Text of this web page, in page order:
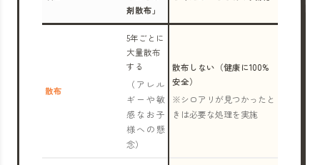
剤散布」
散布
5年ごとに
大量散布
する
（アレル
ギーや敏
感なお子
様への懸
念）
散布しない（健康に100%
安全）
※シロアリが見つかったと
きは必要な処理を実施